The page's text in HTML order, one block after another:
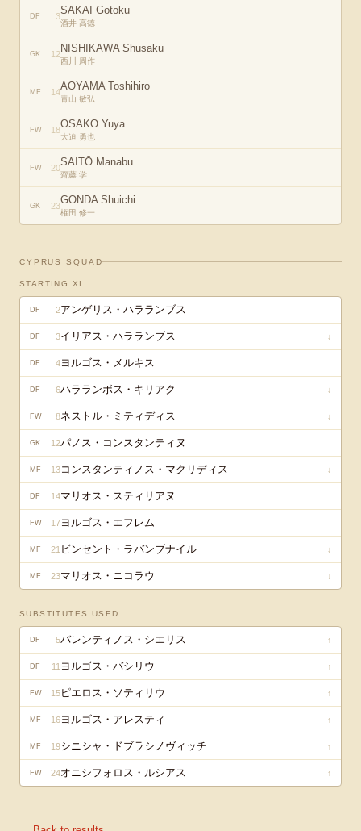
DF 3SAKAI Gotoku
酒井 高徳
GK 12NISHIKAWA Shusaku
西川 周作
MF 14AOYAMA Toshihiro
青山 敏弘
FW 18OSAKO Yuya
大迫 勇也
FW 20SAITŌ Manabu
齋藤 学
GK 23GONDA Shuichi
権田 修一
CYPRUS SQUAD
STARTING XI
DF 2アンゲリス・ハラランブス
DF 3イリアス・ハラランブス ↓
DF 4ヨルゴス・メルキス
DF 6ハラランボス・キリアク ↓
FW 8ネストル・ミティディス ↓
GK 12パノス・コンスタンティヌ
MF 13コンスタンティノス・マクリディス ↓
DF 14マリオス・スティリアヌ
FW 17ヨルゴス・エフレム
MF 21 ビンセント・ラバンブナイル ↓
MF 23マリオス・ニコラウ ↓
SUBSTITUTES USED
DF 5バレンティノス・シエリス ↑
DF 11 ヨルゴス・バシリウ ↑
FW 15ピエロス・ソティリウ ↑
MF 16ヨルゴス・アレスティ ↑
MF 19シニシャ・ドブラシノヴィッチ ↑
FW 24オニシフォロス・ルシアス ↑